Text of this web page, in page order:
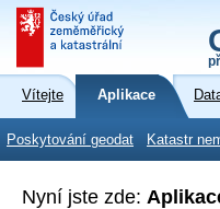
Vítejte Aplikace
Poskytování geodat Katastr
Nyní jste zde: